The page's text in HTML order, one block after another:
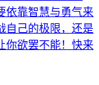
依靠智慧与勇气来
自己的极限，还是
你欲罢不能！快来